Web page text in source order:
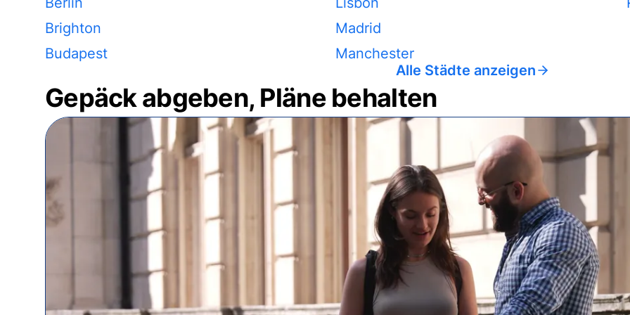
Brighton
Budapest
Madrid
Manchester
Alle Städte anzeigen
Gepäck abgeben, Pläne behalten